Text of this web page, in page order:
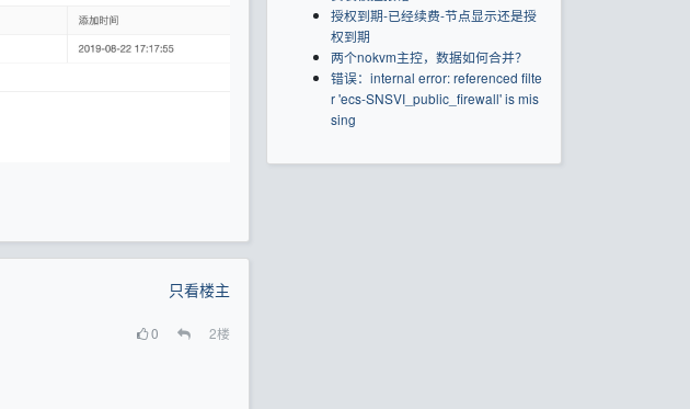
只看楼主
0 2楼
授权到期-已经续费-节点显示还是授
权到期
两个nokvm主控，数据如何合并？
错误：internal error: referenced filte
r 'ecs-SNSVI_public_firewall' is mis
sing